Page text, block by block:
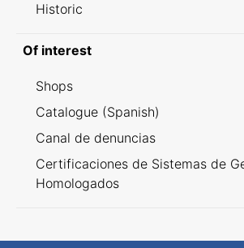
Historic
Of interest
Shops
Catalogue (Spanish)
Canal de denuncias
Certificaciones de Sistemas de
Homologados